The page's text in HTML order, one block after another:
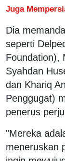
Juga
Dia
seperti
Foundation),
Syahdan
dan Khariq
Penggugat)
penerus
"Mereka
meneruskan